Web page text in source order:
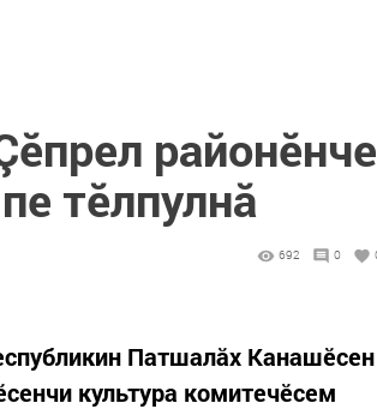
районӗнче
тӗлпулнă
692 0
Патшалăх Канашӗсен
культура комитечӗсем